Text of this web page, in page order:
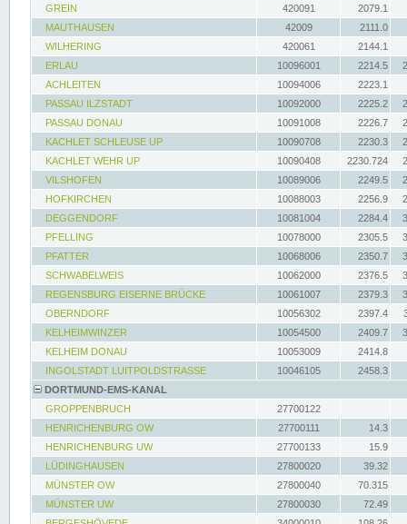
GREIN
420091
2079.1
MAUTHAUSEN
42009
2111.0
WILHERING
420061
2144.1
ERLAU
10096001 2214.5
ACHLEITEN
10094006
2223.1
PASSAU ILZSTADT
10092000 2225.2
PASSAU DONAU
10091008 2226.7
KACHLET SCHLEUSE UP
10090708 2230.3
KACHLET WEHR UP
10090408 2230.724
VILSHOFEN
10089006 2249.5
HOFKIRCHEN
10088003 2256.9
DEGGENDORF
10081004 2284.4
PFELLING
10078000 2305.5
PFATTER
10068006 2350.7
SCHWABELWEIS
10062000 2376.5
REGENSBURG EISERNE BRÜCKE
10061007 2379.3
OBERNDORF
10056302 2397.4
KELHEIMWINZER
10054500 2409.7
KELHEIM DONAU
10053009
2414.8
INGOLSTADT LUITPOLDSTRASSE
10046105
2458.3
DORTMUND-EMS-KANAL
GROPPENBRUCH
27700122
HENRICHENBURG OW
27700111
14.3
HENRICHENBURG UW
27700133
15.9
LÜDINGHAUSEN
27800020
39.32
MÜNSTER OW
27800040
70.315
MÜNSTER UW
27800030
72.49